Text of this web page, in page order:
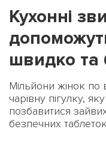
Кухонні
швидко та
Мільйони жінок по
чарівну пігулку,
позбавитися
безпечних